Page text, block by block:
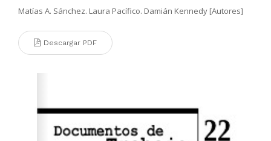
Matías A. Sánchez. Laura Pacífico. Damián Kennedy [Autores]
Descargar PDF